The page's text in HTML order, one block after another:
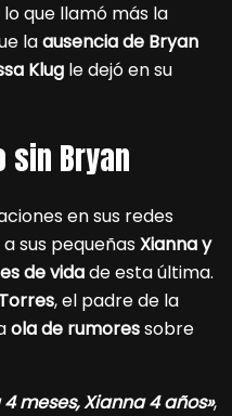
lo que llamó más la
laausencia de Bryan
Klug le dejó en su
sin Bryan
en sus redes
sus pequeñasXianna y
de vidade esta última.
, el padre de la
ola de rumoressobre
meses, Xianna 4 años»,